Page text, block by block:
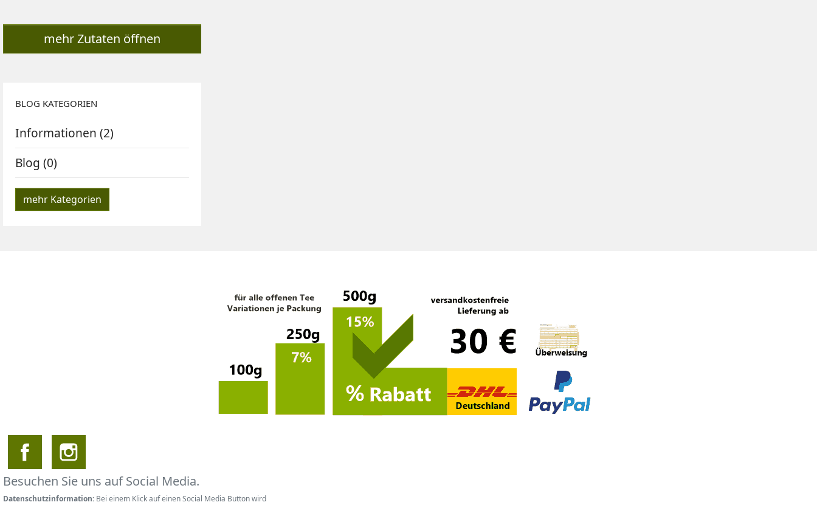
mehr Zutaten öffnen
BLOG KATEGORIEN
Informationen (2)
Blog (0)
mehr Kategorien
Besuchen Sie uns auf Social Media.
Datenschutzinformation: Bei einem Klick auf einen Social Media Button wird